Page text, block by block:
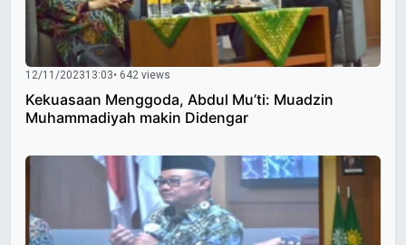
12/11/202313:03• 642 views
Kekuasaan Menggoda, Abdul Mu’ti: Muadzin
Muhammadiyah makin Didengar